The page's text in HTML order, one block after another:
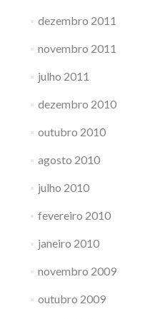
dezembro 2011
novembro 2011
julho 2011
dezembro 2010
outubro 2010
agosto 2010
julho 2010
fevereiro 2010
janeiro 2010
novembro 2009
outubro 2009